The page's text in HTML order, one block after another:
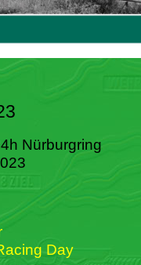
Nürburgring
Day